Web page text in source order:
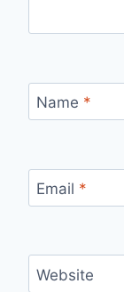
Name *
Email *
Website